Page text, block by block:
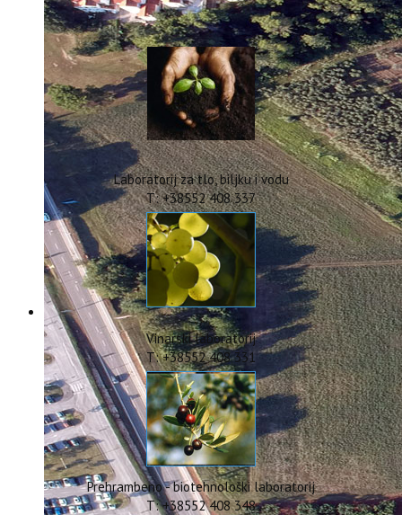
CONSUMLESS PLUS
IstraOILFest
ARHIVA PROJEKATA
IstraECOinclusive
Izdavačka djelatnost
Izbor u znanstvena zvanja
Dokumenti
Statut
Strategija
CIP
Pravo na pristup informacijama
Zaštita osobnih podataka
Godišnji izvještaj
Javna nabava
Natječaji za radna mjesta
Zakonodavni okvir
Akti Instituta
Linkovi
Kontakt
webmail
Popularizacija znanosti
ERASMUS+
HyPro4ST
DIGIAGRI
GreenTea
CIRCOLIVE
Laboratorij za tlo, biljku i vodu
T: +38552 408 337
Vinarski laboratorij
T: +38552 408 331
Prehrambeno - biotehnološki laboratorij
T: +38552 408 348